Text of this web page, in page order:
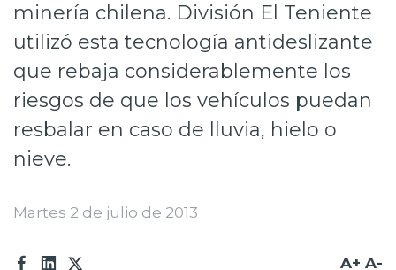
Inversionistas
Prensa
Trabaja en Codelco
Transparencia activa
Proveedores
minería chilena. División El Teniente
utilizó esta tecnología antideslizante
que rebaja considerablemente los
riesgos de que los vehículos puedan
resbalar en caso de lluvia, hielo o
nieve.
Martes 2 de julio de 2013
A+ A-